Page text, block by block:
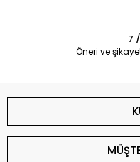
7
Öneri ve